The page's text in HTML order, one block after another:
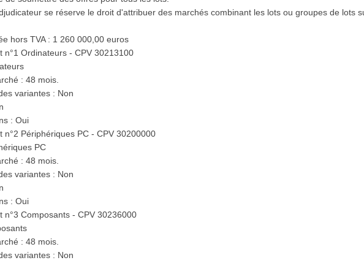
se réserve le droit d'attribuer des marchés combinant les lots ou groupes de lots
hors TVA : 1 260 000,00 euros
n°1 Ordinateurs - CPV 30213100
: 48 mois.
variantes : Non
: Oui
n°2 Périphériques PC - CPV 30200000
PC
: 48 mois.
variantes : Non
: Oui
n°3 Composants - CPV 30236000
: 48 mois.
variantes : Non